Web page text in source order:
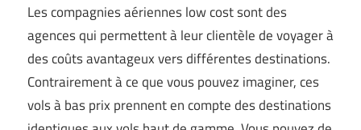
Les compagnies aériennes low cost sont des
agences qui permettent à leur clientèle de voyager à
des coûts avantageux vers différentes destinations.
Contrairement à ce que vous pouvez imaginer, ces
vols à bas prix prennent en compte des destinations